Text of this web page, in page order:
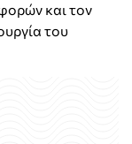
και τον
του